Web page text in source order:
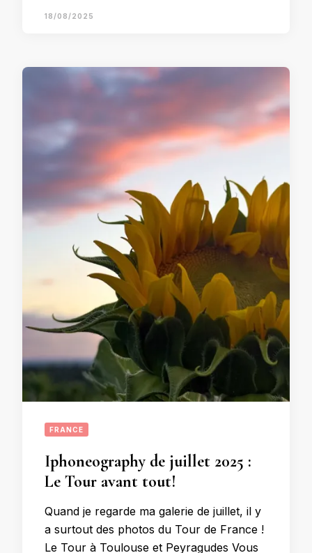
18/08/2025
FRANCE
Iphoneography de juillet 2025 :
Le Tour avant tout!
Quand je regarde ma galerie de juillet, il y
a surtout des photos du Tour de France !
Le Tour à Toulouse et Peyragudes Vous